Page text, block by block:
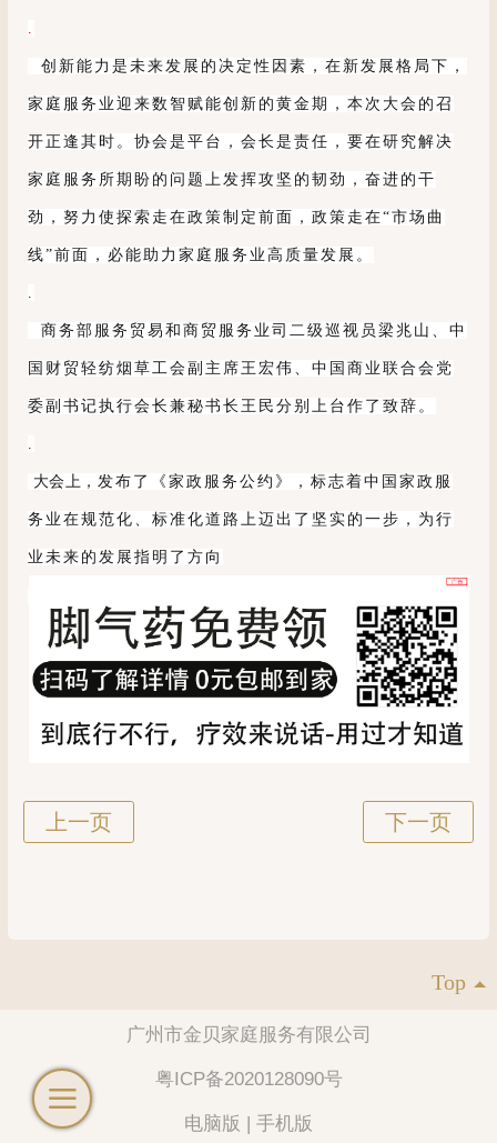
创新能力是未来发展的决定性因素，在新发展格局下，
家庭服务业迎来数智赋能创新的黄金期，本次大会的召
开正逢其时。协会是平台，会长是责任，要在研究解决
家庭服务所期盼的问题上发挥攻坚的韧劲，奋进的干
劲，努力使探索走在政策制定前面，政策走在“市场曲
线”前面，必能助力家庭服务业高质量发展。
商务部服务贸易和商贸服务业司二级巡视员梁兆山、中
国财贸轻纺烟草工会副主席王宏伟、中国商业联合会党
委副书记执行会长兼秘书长王民分别上台作了致辞。
大会上， 发布了《家政服务公约》，标志着中国家政服
务业在规范化、标准化道路上迈出了坚实的一步，为行
业未来的发展指明了方向
Top
广州市金贝家庭服务有限公司
粤ICP备2020128090号
电脑版 | 手机版